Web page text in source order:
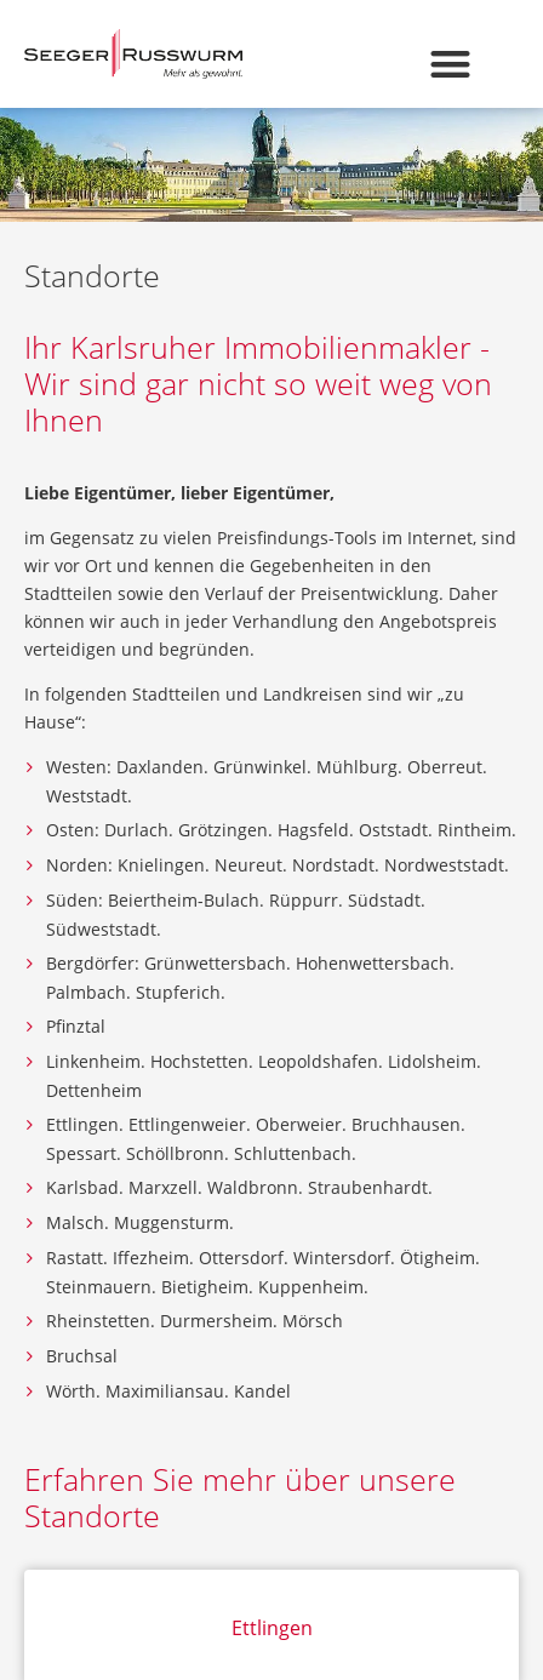
Standorte
Ihr Karlsruher Immobilienmakler -
Wir sind gar nicht so weit weg von
Ihnen
Liebe Eigentümer, lieber Eigentümer,
im Gegensatz zu vielen Preisfindungs-Tools im Internet, sind
wir vor Ort und kennen die Gegebenheiten in den
Stadtteilen sowie den Verlauf der Preisentwicklung. Daher
können wir auch in jeder Verhandlung den Angebotspreis
verteidigen und begründen.
In folgenden Stadtteilen und Landkreisen sind wir „zu
Hause“:
Westen: Daxlanden. Grünwinkel. Mühlburg. Oberreut.
Weststadt.
Osten: Durlach. Grötzingen. Hagsfeld. Oststadt. Rintheim.
Norden: Knielingen. Neureut. Nordstadt. Nordweststadt.
Süden: Beiertheim-Bulach. Rüppurr. Südstadt.
Südweststadt.
Bergdörfer: Grünwettersbach. Hohenwettersbach.
Palmbach. Stupferich.
Pfinztal
Linkenheim. Hochstetten. Leopoldshafen. Lidolsheim.
Dettenheim
Ettlingen. Ettlingenweier. Oberweier. Bruchhausen.
Spessart. Schöllbronn. Schluttenbach.
Karlsbad. Marxzell. Waldbronn. Straubenhardt.
Malsch. Muggensturm.
Rastatt. Iffezheim. Ottersdorf. Wintersdorf. Ötigheim.
Steinmauern. Bietigheim. Kuppenheim.
Rheinstetten. Durmersheim. Mörsch
Bruchsal
Wörth. Maximiliansau. Kandel
Erfahren Sie mehr über unsere
Standorte
Ettlingen